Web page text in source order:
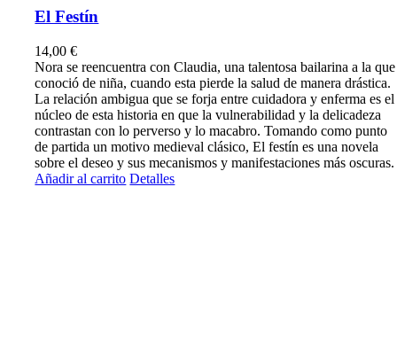
El Festín
14,00€
Nora se reencuentra con Claudia, una talentosa bailarina a la que
conoció de niña, cuando esta pierde la salud de manera drástica.
La relación ambigua que se forja entre cuidadora y enferma es el
núcleo de esta historia en que la vulnerabilidad y la delicadeza
contrastan con lo perverso y lo macabro. Tomando como punto
de partida un motivo medieval clásico, El festín es una novela
sobre el deseo y sus mecanismos y manifestaciones más oscuras.
Añadir al carrito Detalles